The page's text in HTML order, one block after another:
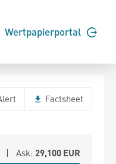
Wertpapierportal
Factsheet
| Ask: 29,100EUR